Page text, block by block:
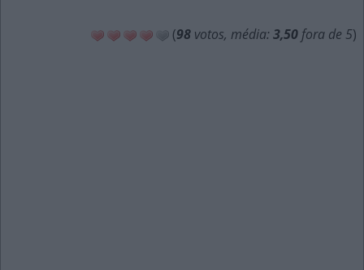
(98 votos, média: 3,50 fora de 5)